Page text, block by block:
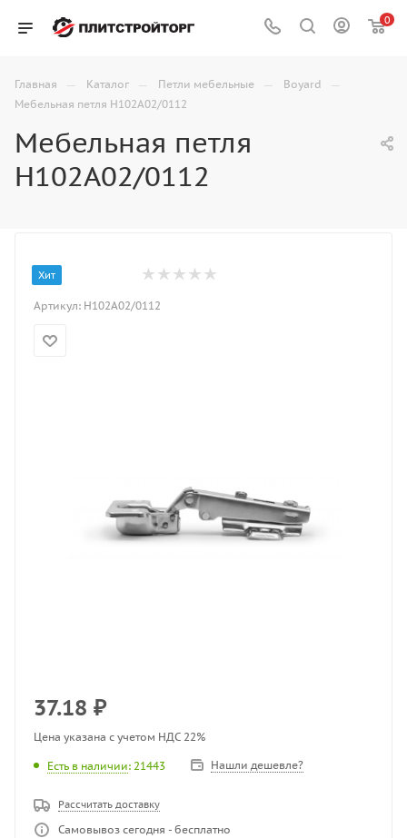
0
Главная — Каталог — Петли мебельные — Boyard —
Мебельная петля H102A02/0112
Мебельная петля
H102A02/0112
Хит
Артикул: H102A02/0112
37.18 ₽
Цена указана с учетом НДС 22%
Есть в наличии: 21443 Нашли дешевле?
Рассчитать доставку
Самовывоз сегодня - бесплатно